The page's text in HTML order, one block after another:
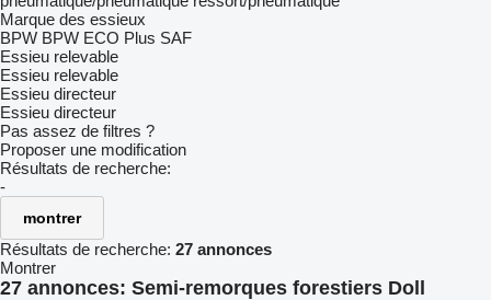
Marque des essieux
BPW BPW ECO Plus SAF
Essieu relevable
Essieu relevable
Essieu directeur
Essieu directeur
Pas assez de filtres ?
Proposer une modification
Résultats de recherche:
-
montrer
Résultats de recherche: 27 annonces
Montrer
27 annonces: Semi-remorques forestiers Doll